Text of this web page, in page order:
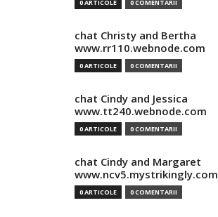
0 ARTICOLE 0 COMENTARII
chat Christy and Bertha
www.rr110.webnode.com
0 ARTICOLE 0 COMENTARII
chat Cindy and Jessica
www.tt240.webnode.com
0 ARTICOLE 0 COMENTARII
chat Cindy and Margaret
www.ncv5.mystrikingly.com
0 ARTICOLE 0 COMENTARII